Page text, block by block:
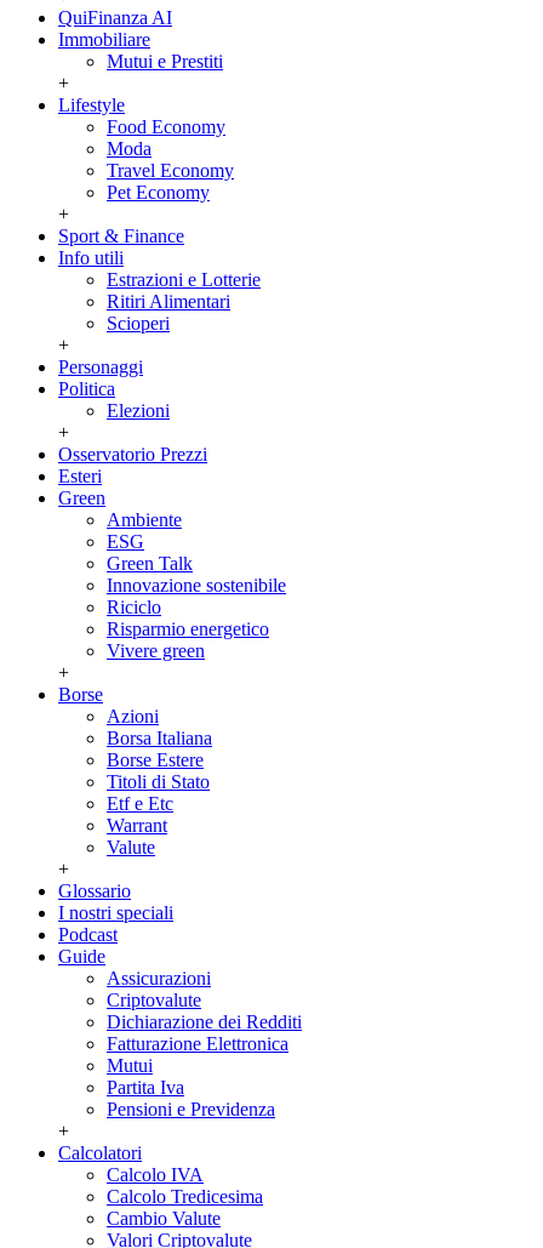
QuiFinanza AI
Immobiliare
Mutui e Prestiti
+
Lifestyle
Food Economy
Moda
Travel Economy
Pet Economy
+
Sport & Finance
Info utili
Estrazioni e Lotterie
Ritiri Alimentari
Scioperi
+
Personaggi
Politica
Elezioni
+
Osservatorio Prezzi
Esteri
Green
Ambiente
ESG
Green Talk
Innovazione sostenibile
Riciclo
Risparmio energetico
Vivere green
+
Borse
Azioni
Borsa Italiana
Borse Estere
Titoli di Stato
Etf e Etc
Warrant
Valute
+
Glossario
I nostri speciali
Podcast
Guide
Assicurazioni
Criptovalute
Dichiarazione dei Redditi
Fatturazione Elettronica
Mutui
Partita Iva
Pensioni e Previdenza
+
Calcolatori
Calcolo IVA
Calcolo Tredicesima
Cambio Valute
Valori Criptovalute